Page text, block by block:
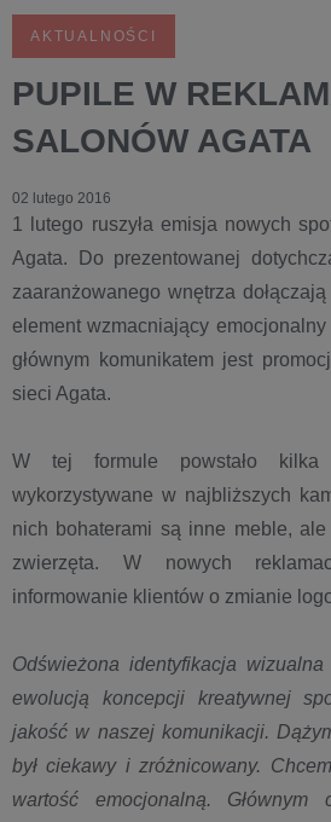
AKTUALNOŚCI
PUPILE W
SALONÓW AGATA
02 lutego 2016
1 lutego ruszyła emisja nowych
Agata. Do prezentowanej
zaaranżowanego wnętrza
element wzmacniający
głównym komunikatem jest
sieci Agata.
W tej formule powstało kilka
wykorzystywane w najbliższych
nich bohaterami są inne meble,
zwierzęta. W nowych
informowanie klientów o zmianie
Odświeżona identyfikacja
ewolucją koncepcji kreatywnej
jakość w naszej komunikacji.
był ciekawy i zróżnicowany.
wartość emocjonalną.